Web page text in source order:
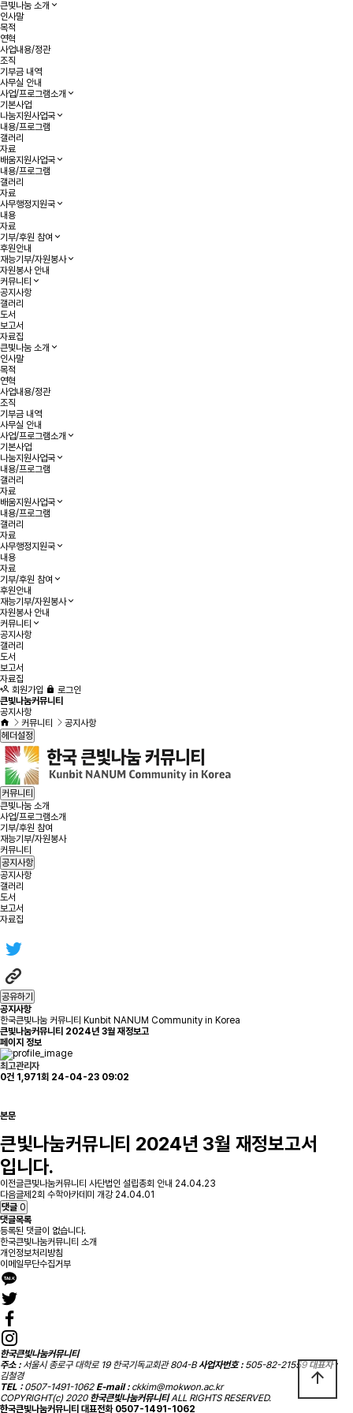
큰빛나눔 소개
인사말
목적
연혁
사업내용/정관
조직
기부금 내역
사무실 안내
사업/프로그램소개
기본사업
나눔지원사업국
내용/프로그램
갤러리
자료
배움지원사업국
내용/프로그램
갤러리
자료
사무행정지원국
내용
자료
기부/후원 참여
후원안내
재능기부/자원봉사
자원봉사 안내
커뮤니티
공지사항
갤러리
도서
보고서
자료집
큰빛나눔 소개
인사말
목적
연혁
사업내용/정관
조직
기부금 내역
사무실 안내
사업/프로그램소개
기본사업
나눔지원사업국
내용/프로그램
갤러리
자료
배움지원사업국
내용/프로그램
갤러리
자료
사무행정지원국
내용
자료
기부/후원 참여
후원안내
재능기부/자원봉사
자원봉사 안내
커뮤니티
공지사항
갤러리
도서
보고서
자료집
회원가입
로그인
큰빛나눔커뮤니티
공지사항
커뮤니티
공지사항
헤더설정
커뮤니티
큰빛나눔 소개
사업/프로그램소개
기부/후원 참여
재능기부/자원봉사
커뮤니티
공지사항
공지사항
갤러리
도서
보고서
자료집
공유하기
공지사항
한국큰빛나눔 커뮤니티 Kunbit NANUM Community in Korea
큰빛나눔커뮤니티 2024년 3월 재정보고
페이지 정보
최고관리자
0건 1,971회 24-04-23 09:02
본문
큰빛나눔커뮤니티 2024년 3월 재정보고서
입니다.
이전글큰빛나눔커뮤니티 사단법인 설립총회 안내 24.04.23
다음글제2회 수학아카데미 개강 24.04.01
댓글 0
댓글목록
등록된 댓글이 없습니다.
한국큰빛나눔커뮤니티 소개
개인정보처리방침
이메일무단수집거부
한국큰빛나눔커뮤니티
주소 : 서울시 종로구 대학로 19 한국기독교회관 804-B 사업자번호 : 505-82-21559 대표자 :
김철경
TEL :0507-1491-1062 E-mail : ckkim@mokwon.ac.kr
COPYRIGHT(c) 2020 한국큰빛나눔커뮤니티ALL RIGHTS RESERVED.
한국큰빛나눔커뮤니티 대표전화 0507-1491-1062
arrow_upward